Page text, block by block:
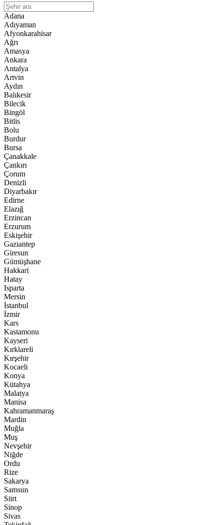
Adana
Adıyaman
Afyonkarahisar
Ağrı
Amasya
Ankara
Antalya
Artvin
Aydın
Balıkesir
Bilecik
Bingöl
Bitlis
Bolu
Burdur
Bursa
Çanakkale
Çankırı
Çorum
Denizli
Diyarbakır
Edirne
Elazığ
Erzincan
Erzurum
Eskişehir
Gaziantep
Giresun
Gümüşhane
Hakkari
Hatay
Isparta
Mersin
İstanbul
İzmir
Kars
Kastamonu
Kayseri
Kırklareli
Kırşehir
Kocaeli
Konya
Kütahya
Malatya
Manisa
Kahramanmaraş
Mardin
Muğla
Muş
Nevşehir
Niğde
Ordu
Rize
Sakarya
Samsun
Siirt
Sinop
Sivas